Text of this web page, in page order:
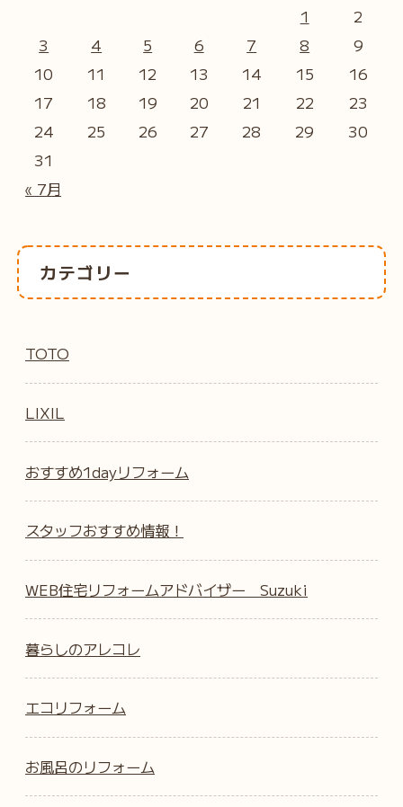
« 7月
1
2
3
4 5 6 7 8
9
10
11 12 13 14 15
16
17
18 19 20 21 22
23
24
25 26 27 28 29
30
31
カテゴリー
TOTO
LIXIL
おすすめ1dayリフォーム
スタッフおすすめ情報！
WEB住宅リフォームアドバイザー Suzuki
暮らしのアレコレ
エコリフォーム
お風呂のリフォーム